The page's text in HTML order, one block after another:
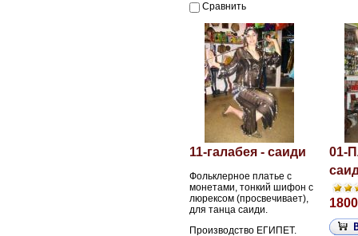
Сравнить
11-галабея - саиди
Фольклерное платье с
монетами, тонкий шифон с
люрексом (просвечивает),
для танца саиди.
Производство ЕГИПЕТ.
01-